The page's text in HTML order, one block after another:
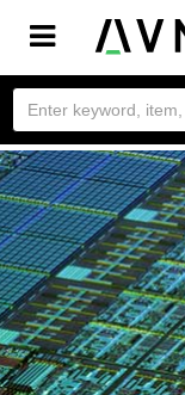
Toggle
navigation